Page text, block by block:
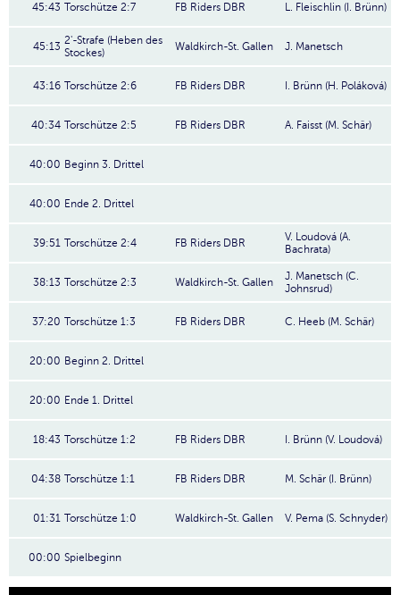
45:43 Torschütze 2:7 FB Riders DBR L. Fleischlin (I. Brünn)
45:13 2'-Strafe (Heben des
Stockes)
Waldkirch-St. Gallen J. Manetsch
43:16 Torschütze 2:6 FB Riders DBR I. Brünn (H. Poláková)
40:34 Torschütze 2:5 FB Riders DBR A. Faisst (M. Schär)
40:00 Beginn 3. Drittel
40:00 Ende 2. Drittel
39:51 Torschütze 2:4 FB Riders DBR
V. Loudová (A.
Bachrata)
38:13 Torschütze 2:3 Waldkirch-St. Gallen
J. Manetsch (C.
Johnsrud)
37:20 Torschütze 1:3 FB Riders DBR C. Heeb (M. Schär)
20:00 Beginn 2. Drittel
20:00 Ende 1. Drittel
18:43 Torschütze 1:2 FB Riders DBR I. Brünn (V. Loudová)
04:38 Torschütze 1:1 FB Riders DBR M. Schär (I. Brünn)
01:31 Torschütze 1:0 Waldkirch-St. Gallen V. Pema (S. Schnyder)
00:00 Spielbeginn